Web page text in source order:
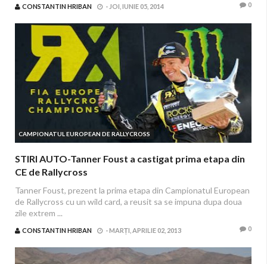
CONSTANTIN HRIBAN - JOI, IUNIE 05, 2014 0
CAMPIONATUL EUROPEAN DE RALLYCROSS
STIRI AUTO-Tanner Foust a castigat prima etapa din
CE de Rallycross
Tanner Foust, prezent la prima etapa din Campionatul European
de Rallycross cu un wild card, a reusit sa se impuna dupa doua
zile extrem ...
CONSTANTIN HRIBAN -MARȚI, APRILIE 02, 2013 0